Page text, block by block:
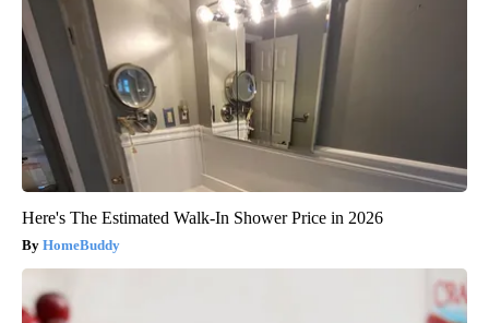
Here's The Estimated Walk-In Shower Price in 2026
HomeBuddy